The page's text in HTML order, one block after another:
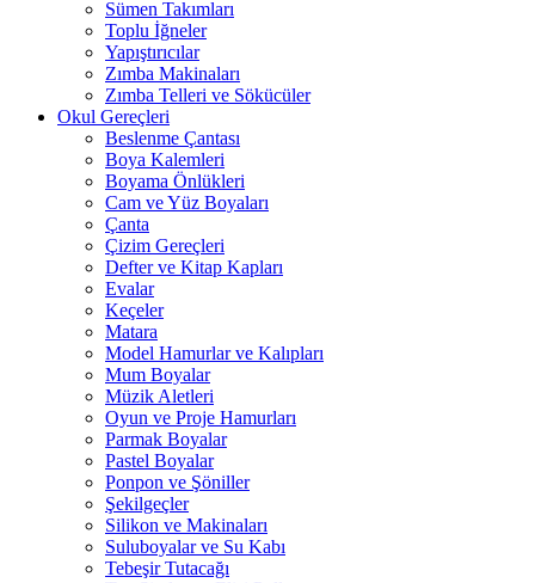
Sümen Takımları
Toplu İğneler
Yapıştırıcılar
Zımba Makinaları
Zımba Telleri ve Sökücüler
Okul Gereçleri
Beslenme Çantası
Boya Kalemleri
Boyama Önlükleri
Cam ve Yüz Boyaları
Çanta
Çizim Gereçleri
Defter ve Kitap Kapları
Evalar
Keçeler
Matara
Model Hamurlar ve Kalıpları
Mum Boyalar
Müzik Aletleri
Oyun ve Proje Hamurları
Parmak Boyalar
Pastel Boyalar
Ponpon ve Şöniller
Şekilgeçler
Silikon ve Makinaları
Suluboyalar ve Su Kabı
Tebeşir Tutacağı